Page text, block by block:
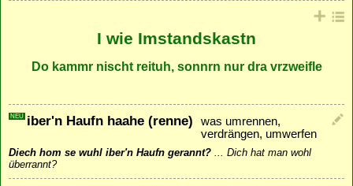
I wie Imstandskastn
Do kammr nischt reituh, sonnrn nur dra vrzweifle
NEU iber'n Haufn haahe (renne)
was umrennen,
verdrängen, umwerfen
Diech hom se wuhl iber'n Haufn gerannt? ... Dich hat man wohl
überrannt?